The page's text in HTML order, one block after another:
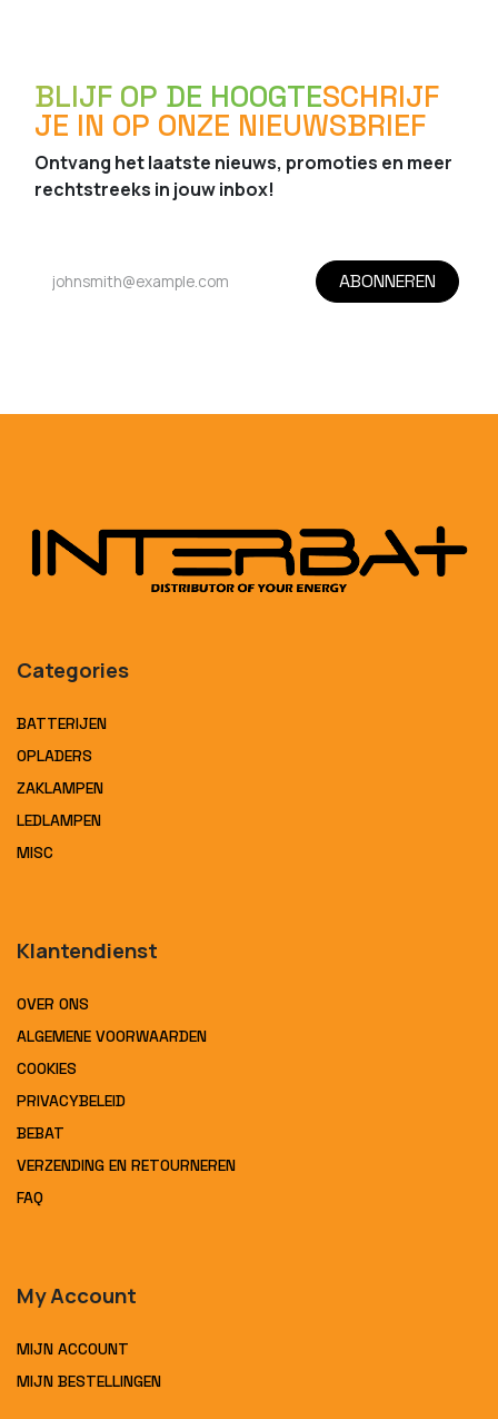
BLIJF OP DE HOOGTESCHRIJF
JE IN OP ONZE NIEUWSBRIEF
Ontvang het laatste nieuws, promoties en meer
rechtstreeks in jouw inbox!
ABONNEREN
Categories
BATTERIJEN
OPLADERS
ZAKLAMPEN
LEDLAMPEN
MISC
Klantendienst
OVER ONS
ALGEMENE VOORWAARDEN
COOKIES
PRIVACYBELEID
BEBAT
VERZENDING EN RETOURNEREN
FAQ
My Account
MIJN ACCOUNT
MIJN BESTELLINGEN